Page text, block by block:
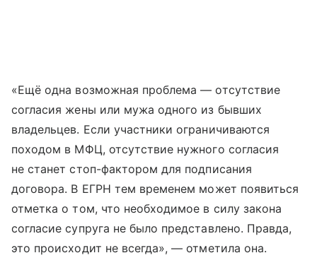
«Ещё одна возможная проблема — отсутствие
согласия жены или мужа одного из бывших
владельцев. Если участники ограничиваются
походом в МФЦ, отсутствие нужного согласия
не станет стоп-фактором для подписания
договора. В ЕГРН тем временем может появиться
отметка о том, что необходимое в силу закона
согласие супруга не было представлено. Правда,
это происходит не всегда», — отметила она.